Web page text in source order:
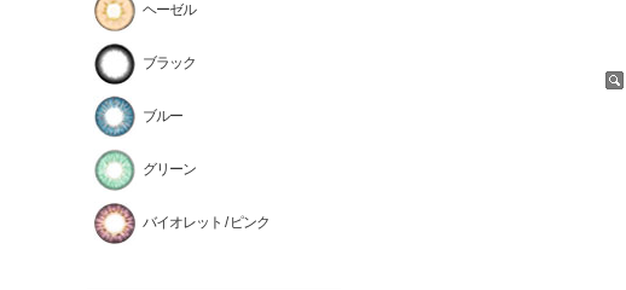
ヘーゼル
ブラック
ブルー
グリーン
バイオレット / ピンク